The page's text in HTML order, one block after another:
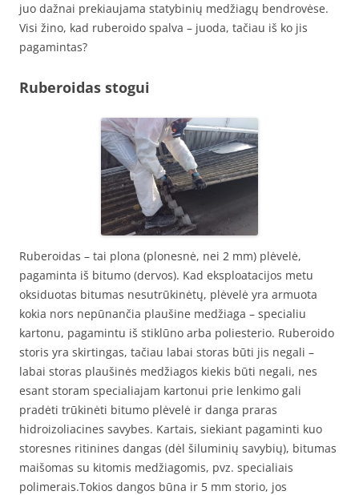
juo dažnai prekiaujama statybinių medžiagų bendrovėse.
Visi žino, kad ruberoido spalva – juoda, tačiau iš ko jis
pagamintas?
Ruberoidas stogui
Ruberoidas – tai plona (plonesnė, nei 2 mm) plėvelė,
pagaminta iš bitumo (dervos). Kad eksploatacijos metu
oksiduotas bitumas nesutrūkinėtų, plėvelė yra armuota
kokia nors nepūnančia plaušine medžiaga – specialiu
kartonu, pagamintu iš stiklūno arba poliesterio. Ruberoido
storis yra skirtingas, tačiau labai storas būti jis negali –
labai storas plaušinės medžiagos kiekis būti negali, nes
esant storam specialiajam kartonui prie lenkimo gali
pradėti trūkinėti bitumo plėvelė ir danga praras
hidroizoliacines savybes. Kartais, siekiant pagaminti kuo
storesnes ritinines dangas (dėl šiluminių savybių), bitumas
maišomas su kitomis medžiagomis, pvz. specialiais
polimerais.Tokios dangos būna ir 5 mm storio, jos